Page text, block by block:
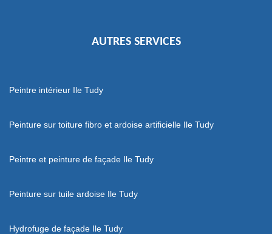
AUTRES SERVICES
Peintre intérieur Ile Tudy
Peinture sur toiture fibro et ardoise artificielle Ile Tudy
Peintre et peinture de façade Ile Tudy
Peinture sur tuile ardoise Ile Tudy
Hydrofuge de façade Ile Tudy